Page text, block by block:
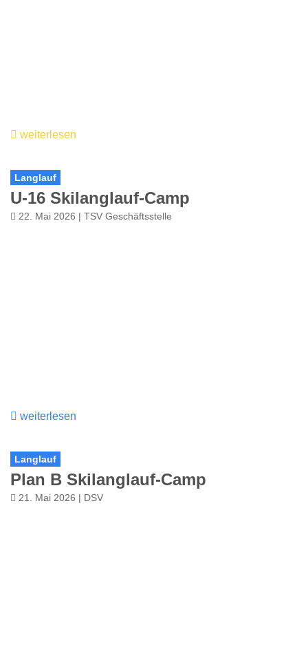
weiterlesen
Langlauf
U-16 Skilanglauf-Camp
22. Mai 2026 | TSV Geschäftsstelle
weiterlesen
Langlauf
Plan B Skilanglauf-Camp
21. Mai 2026 | DSV